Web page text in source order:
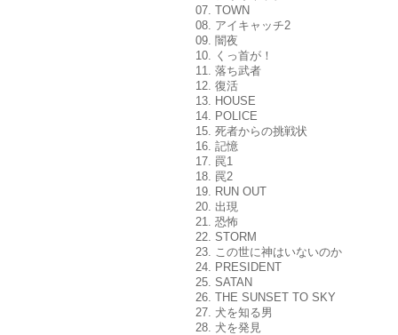
07. TOWN
08. アイキャッチ2
09. 闇夜
10. くっ首が！
11. 落ち武者
12. 復活
13. HOUSE
14. POLICE
15. 死者からの挑戦状
16. 記憶
17. 罠1
18. 罠2
19. RUN OUT
20. 出現
21. 恐怖
22. STORM
23. この世に神はいないのか
24. PRESIDENT
25. SATAN
26. THE SUNSET TO SKY
27. 犬を知る男
28. 犬を発見